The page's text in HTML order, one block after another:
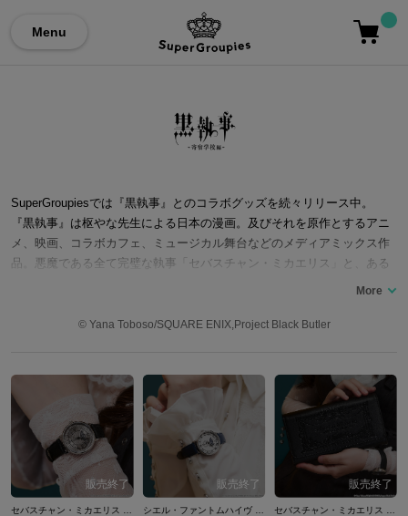
Menu
SuperGroupiesでは『黒執事』とのコラボグッズを続々リリース中。
『黒執事』は枢やな先生による日本の漫画。及びそれを原作とするアニ
メ、映画、コラボカフェ、ミュージカル舞台などのメディアミックス作
品。悪魔である全て完璧な執事「セバスチャン・ミカエリス」と、ある
理由で悪魔と契約をした若き当主「シエル・ファントムハイヴ」などの
つつ敵の正体を追っていく。原作の「豪華客船編」とする劇場版アニメ
ここでは『黒執事』コラボ腕時計をはじめ、枢やな氏ご提案のデザイン
をもとに制作したシューズやルームウェアなど…『黒執事』シリーズと
のコラボファッションアイテムをご紹介いたします。
© Yana Toboso/SQUARE ENIX,Project Black Butler